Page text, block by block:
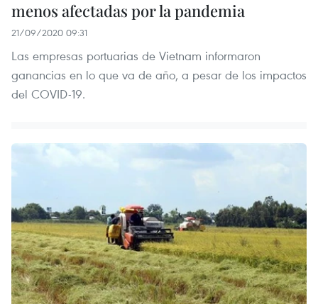
menos afectadas por la pandemia
21/09/2020 09:31
Las empresas portuarias de Vietnam informaron
ganancias en lo que va de año, a pesar de los impactos
del COVID-19.